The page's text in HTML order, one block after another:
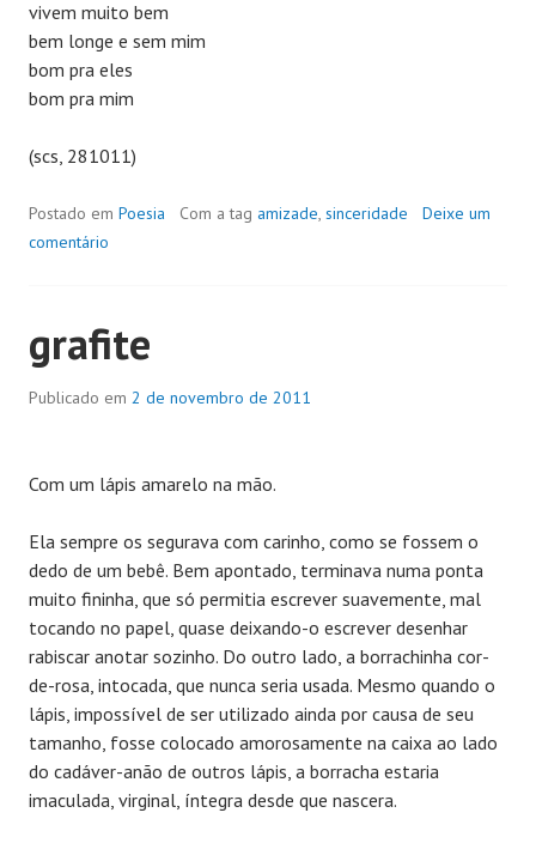
vivem muito bem
bem longe e sem mim
bom pra eles
bom pra mim
(scs, 281011)
Postado em Poesia Com a tag amizade, sinceridade
Deixe um
comentário
grafite
Publicado em 2 de novembro de 2011
Com um lápis amarelo na mão.
Ela sempre os segurava com carinho, como se fossem o
dedo de um bebê. Bem apontado, terminava numa ponta
muito fininha, que só permitia escrever suavemente, mal
tocando no papel, quase deixando-o escrever desenhar
rabiscar anotar sozinho. Do outro lado, a borrachinha cor-
de-rosa, intocada, que nunca seria usada. Mesmo quando o
lápis, impossível de ser utilizado ainda por causa de seu
tamanho, fosse colocado amorosamente na caixa ao lado
do cadáver-anão de outros lápis, a borracha estaria
imaculada, virginal, íntegra desde que nascera.